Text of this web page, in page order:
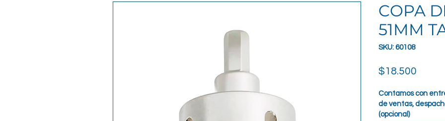
COPA
51MM
SKU: 60108
$18.500
Contamos con
de ventas,
(opcional)